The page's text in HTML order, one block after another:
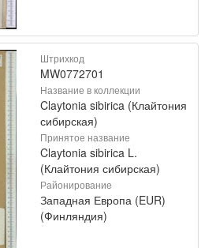
Штрихкод
MW0772701
Название в коллекции
Claytonia sibirica (Клайтония
сибирская)
Принятое название
Claytonia sibirica L.
(Клайтония сибирская)
Районирование
Западная Европа (EUR)
(Финляндия)